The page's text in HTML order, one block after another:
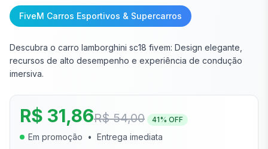
FiveM Carros Esportivos & Supercarros
Descubra o carro lamborghini sc18 fivem: Design elegante,
recursos de alto desempenho e experiência de condução
imersiva.
R$ 31,86R$ 54,00 41% OFF
Em promoção • Entrega imediata